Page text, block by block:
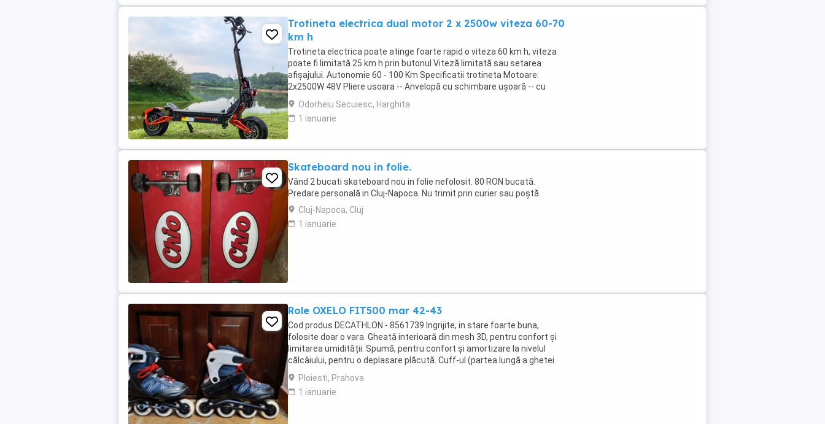
Trotineta electrica dual motor 2 x 2500w viteza 60-70
km h
Trotineta electrica poate atinge foarte rapid o viteza 60 km h, viteza
poate fi limitată 25 km h prin butonul Viteză limitată sau setarea
afișajului. Autonomie 60 - 100 Km Specificatii trotineta Motoare:
2x2500W 48V Pliere usoara -- Anvelopă cu schimbare ușoară -- cu
design LED cu furcă -- cu lumină ...
Odorheiu Secuiesc, Harghita
1 ianuarie
Skateboard nou in folie.
Vând 2 bucati skateboard nou in folie nefolosit. 80 RON bucată.
Predare personală in Cluj-Napoca. Nu trimit prin curier sau poștă.
Cluj-Napoca, Cluj
1 ianuarie
Role OXELO FIT500 mar 42-43
Cod produs DECATHLON - 8561739 Ingrijite, in stare foarte buna,
folosite doar o vara. Gheată interioară din mesh 3D, pentru confort și
limitarea umidității. Spumă, pentru confort și amortizare la nivelul
călcâiului, pentru o deplasare plăcută. Cuff-ul (partea lungă a ghetei
interioare) este rigidă ...
Ploiesti, Prahova
1 ianuarie